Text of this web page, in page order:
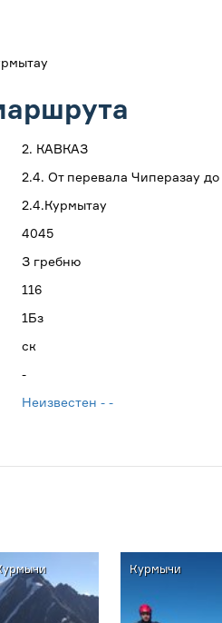
2. КАВКАЗ
2.4. От перевала Чиперазау
2.4.Курмытау
4045
З гребню
116
1Бз
ск
-
Неизвестен - -
Курмычи